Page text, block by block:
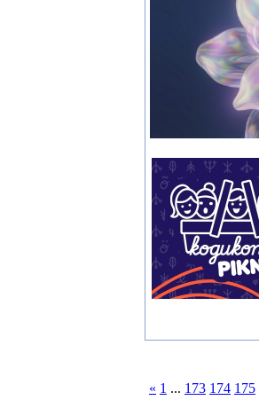
« 1 ... 173 174 175